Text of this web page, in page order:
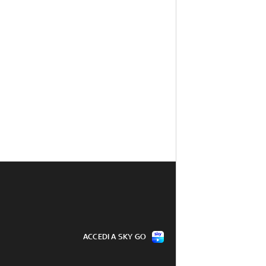
ACCEDI A SKY GO